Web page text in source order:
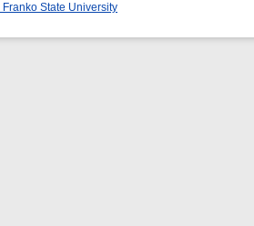
Franko State University